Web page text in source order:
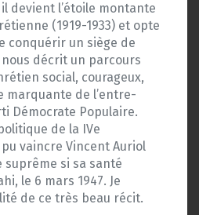
devient l’étoile montante
(1919-1933) et opte
conquérir un siège de
nous décrit un parcours
social, courageux,
marquante de l’entre-
Démocrate Populaire.
de la IVe
vaincre Vincent Auriol
si sa santé
le 6 mars 1947. Je
de ce très beau récit.